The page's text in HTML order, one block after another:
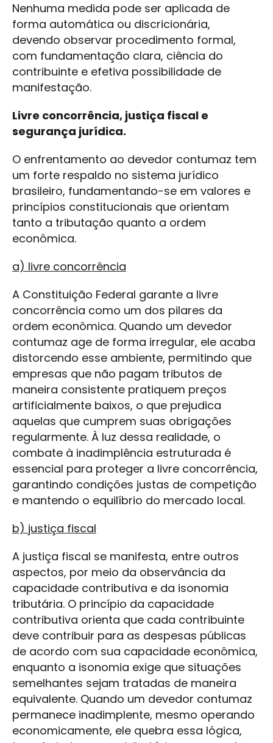
Nenhuma medida pode ser aplicada de
forma automática ou discricionária,
devendo observar procedimento formal,
com fundamentação clara, ciência do
contribuinte e efetiva possibilidade de
manifestação.
Livre concorrência, justiça fiscal e
segurança jurídica.
O enfrentamento ao devedor contumaz tem
um forte respaldo no sistema jurídico
brasileiro, fundamentando-se em valores e
princípios constitucionais que orientam
tanto a tributação quanto a ordem
econômica.
a) livre concorrência
A Constituição Federal garante a livre
concorrência como um dos pilares da
ordem econômica. Quando um devedor
contumaz age de forma irregular, ele acaba
distorcendo esse ambiente, permitindo que
empresas que não pagam tributos de
maneira consistente pratiquem preços
artificialmente baixos, o que prejudica
aquelas que cumprem suas obrigações
regularmente. À luz dessa realidade, o
combate à inadimplência estruturada é
essencial para proteger a livre concorrência,
garantindo condições justas de competição
e mantendo o equilíbrio do mercado local.
b) justiça fiscal
A justiça fiscal se manifesta, entre outros
aspectos, por meio da observância da
capacidade contributiva e da isonomia
tributária. O princípio da capacidade
contributiva orienta que cada contribuinte
deve contribuir para as despesas públicas
de acordo com sua capacidade econômica,
enquanto a isonomia exige que situações
semelhantes sejam tratadas de maneira
equivalente. Quando um devedor contumaz
permanece inadimplente, mesmo operando
economicamente, ele quebra essa lógica,